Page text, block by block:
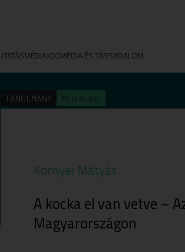
MÉDIAJOGMÉDIA ÉS TÁRSADALOM
TANULMÁNY MÉDIAJOG
Környei Mátyás
A kocka el van vetve –
Magyarországon